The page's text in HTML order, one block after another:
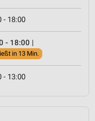
- 18:00
- 18:00 |
in 13 Min.
- 13:00